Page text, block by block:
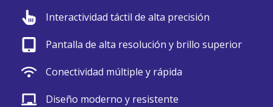
Interactividad táctil de alta precisión
Pantalla de alta resolución y brillo superior
Conectividad múltiple y rápida